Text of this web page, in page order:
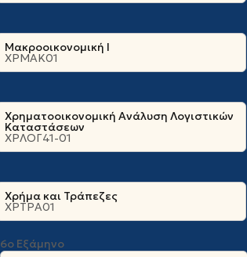
Μακροοικονομική Ι
ΧΡΜΑΚ01
Χρηματοοικονομική Ανάλυση Λογιστικών
Καταστάσεων
ΧΡΛΟΓ41-01
Χρήμα και Τράπεζες
ΧΡΤΡΑ01
6ο Εξάμηνο